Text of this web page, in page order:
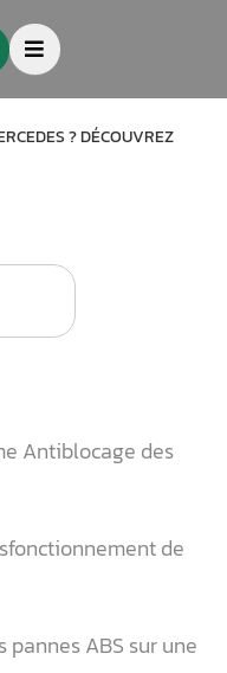
? DÉCOUVREZ
Antiblocage des
de
pannes ABS sur une